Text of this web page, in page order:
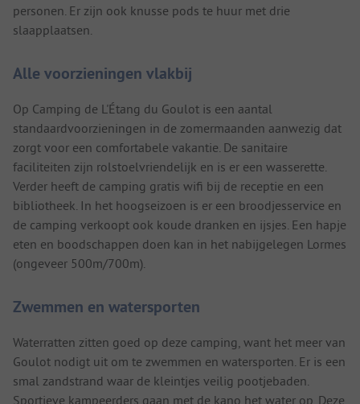
personen. Er zijn ook knusse pods te huur met drie
slaapplaatsen.
Alle voorzieningen vlakbij
Op Camping de L'Étang du Goulot is een aantal
standaardvoorzieningen in de zomermaanden aanwezig dat
zorgt voor een comfortabele vakantie. De sanitaire
faciliteiten zijn rolstoelvriendelijk en is er een wasserette.
Verder heeft de camping gratis wifi bij de receptie en een
bibliotheek. In het hoogseizoen is er een broodjesservice en
de camping verkoopt ook koude dranken en ijsjes. Een hapje
eten en boodschappen doen kan in het nabijgelegen Lormes
(ongeveer 500m/700m).
Zwemmen en watersporten
Waterratten zitten goed op deze camping, want het meer van
Goulot nodigt uit om te zwemmen en watersporten. Er is een
smal zandstrand waar de kleintjes veilig pootjebaden.
Sportieve kampeerders gaan met de kano het water op. Deze